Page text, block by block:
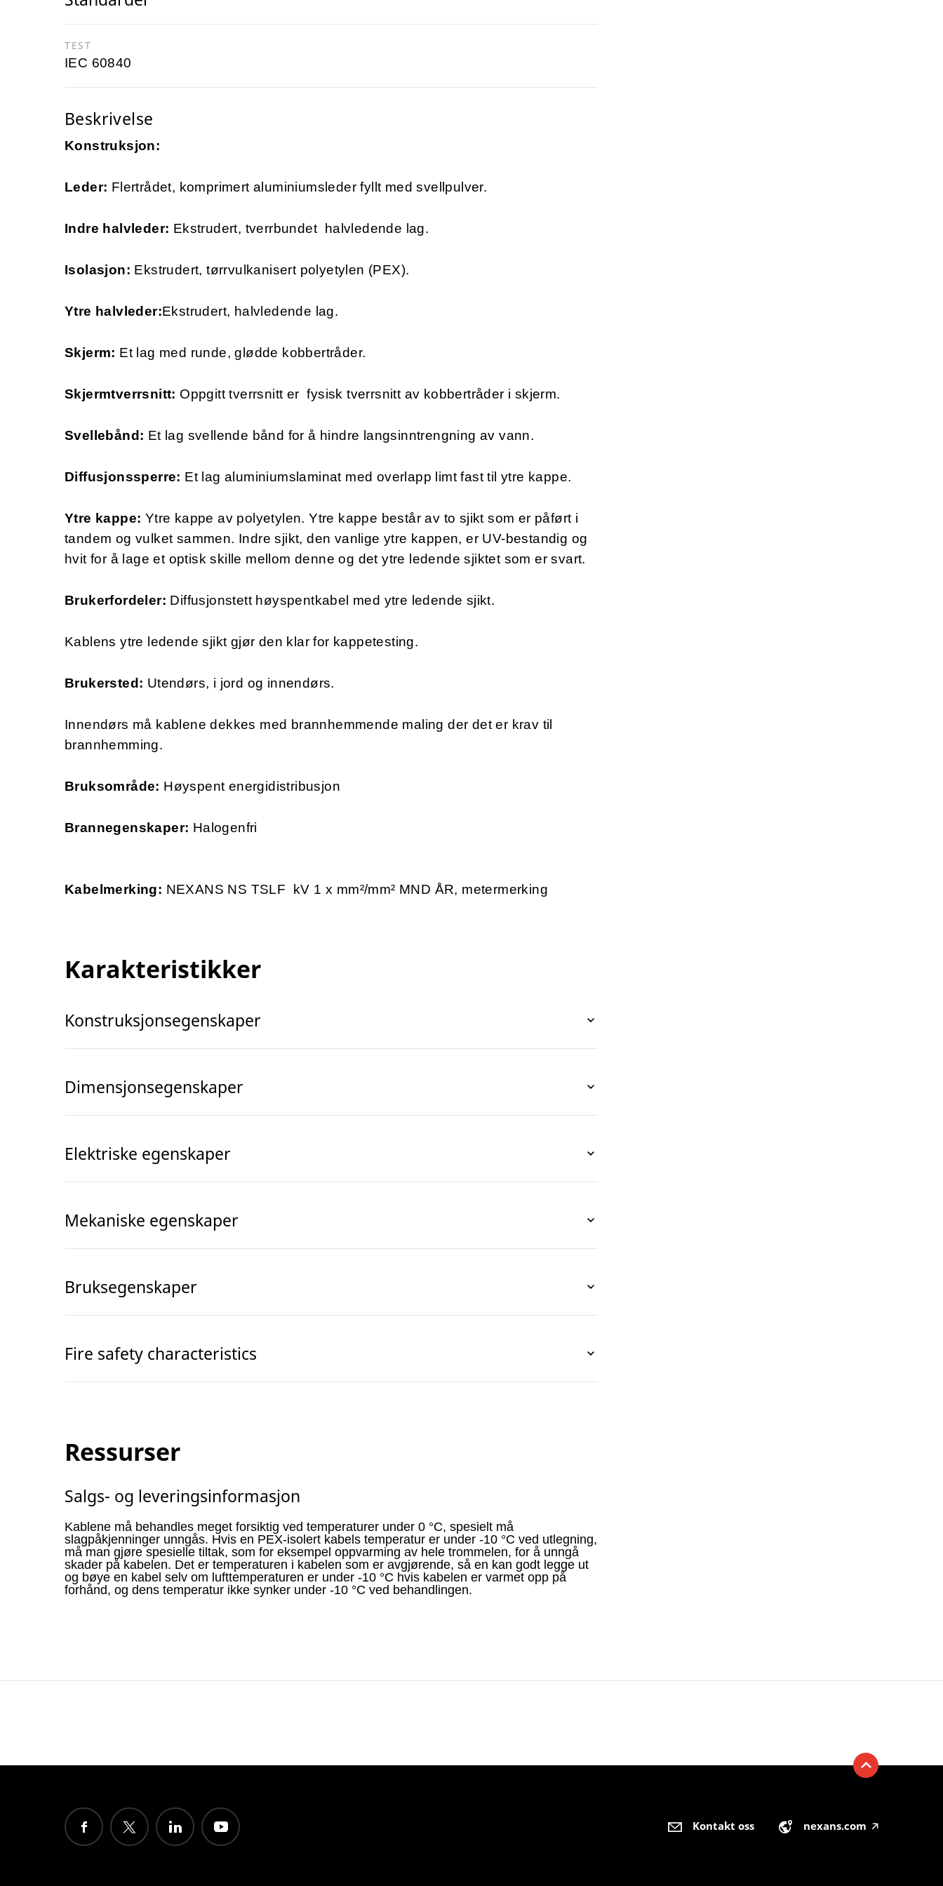
TEST
IEC 60840
Beskrivelse
Konstruksjon:
Leder: Flertrådet, komprimert aluminiumsleder fyllt med svellpulver.
Indre halvleder: Ekstrudert, tverrbundet halvledende lag.
Isolasjon: Ekstrudert, tørrvulkanisert polyetylen (PEX).
Ytre halvleder:Ekstrudert, halvledende lag.
Skjerm: Et lag med runde, glødde kobbertråder.
Skjermtverrsnitt: Oppgitt tverrsnitt er fysisk tverrsnitt av kobbertråder i skjerm.
Svellebånd: Et lag svellende bånd for å hindre langsinntrengning av vann.
Diffusjonssperre: Et lag aluminiumslaminat med overlapp limt fast til ytre kappe.
Ytre kappe: Ytre kappe av polyetylen. Ytre kappe består av to sjikt som er påført i
tandem og vulket sammen. Indre sjikt, den vanlige ytre kappen, er UV-bestandig og
hvit for å lage et optisk skille mellom denne og det ytre ledende sjiktet som er svart.
Brukerfordeler: Diffusjonstett høyspentkabel med ytre ledende sjikt.
Kablens ytre ledende sjikt gjør den klar for kappetesting.
Brukersted: Utendørs, i jord og innendørs.
Innendørs må kablene dekkes med brannhemmende maling der det er krav til
brannhemming.
Bruksområde: Høyspent energidistribusjon
Brannegenskaper: Halogenfri
Kabelmerking: NEXANS NS TSLF kV 1 x mm²/mm² MND ÅR, metermerking
Karakteristikker
Konstruksjonsegenskaper
Dimensjonsegenskaper
Elektriske egenskaper
Mekaniske egenskaper
Bruksegenskaper
Fire safety characteristics
Ressurser
Salgs- og leveringsinformasjon
Kablene må behandles meget forsiktig ved temperaturer under 0 °C, spesielt må
slagpåkjenninger unngås. Hvis en PEX-isolert kabels temperatur er under -10 °C ved utlegning,
må man gjøre spesielle tiltak, som for eksempel oppvarming av hele trommelen, for å unngå
skader på kabelen. Det er temperaturen i kabelen som er avgjørende, så en kan godt legge ut
og bøye en kabel selv om lufttemperaturen er under -10 °C hvis kabelen er varmet opp på
forhånd, og dens temperatur ikke synker under -10 °C ved behandlingen.
Kontakt oss nexans.com 🡥